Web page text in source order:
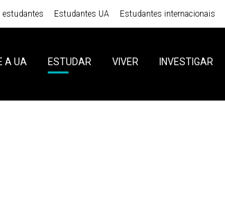
estudantes Estudantes UA Estudantes internacionais
A UA ESTUDAR VIVER INVESTIGAR